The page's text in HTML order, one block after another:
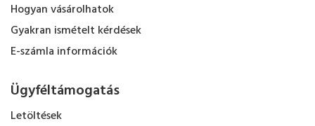
Hogyan vásárolhatok
Gyakran ismételt kérdések
E-számla információk
Ügyféltámogatás
Letöltések